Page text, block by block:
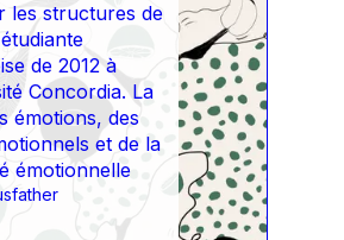
les structures de
de 2012 à
Concordia. La
émotions, des
et de la
émotionnelle